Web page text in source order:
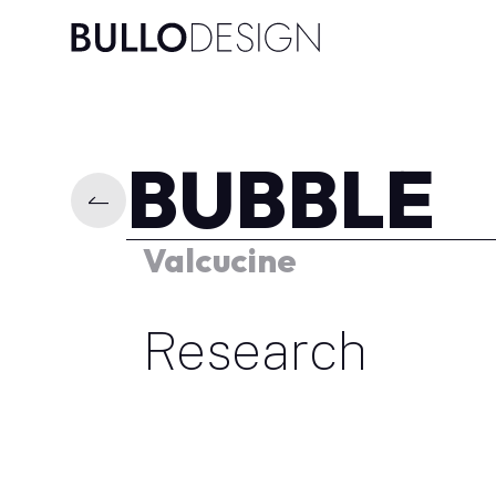
BUBBLE
Valcucine
Research